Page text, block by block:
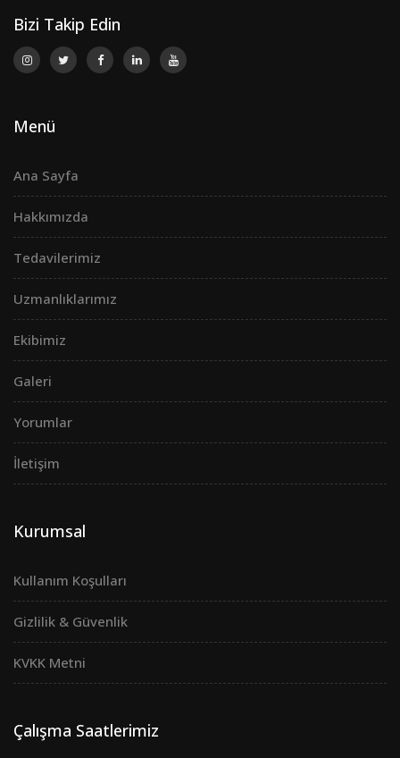
Bizi Takip Edin
Menü
Ana Sayfa
Hakkımızda
Tedavilerimiz
Uzmanlıklarımız
Ekibimiz
Galeri
Yorumlar
İletişim
Kurumsal
Kullanım Koşulları
Gizlilik & Güvenlik
KVKK Metni
Çalışma Saatlerimiz